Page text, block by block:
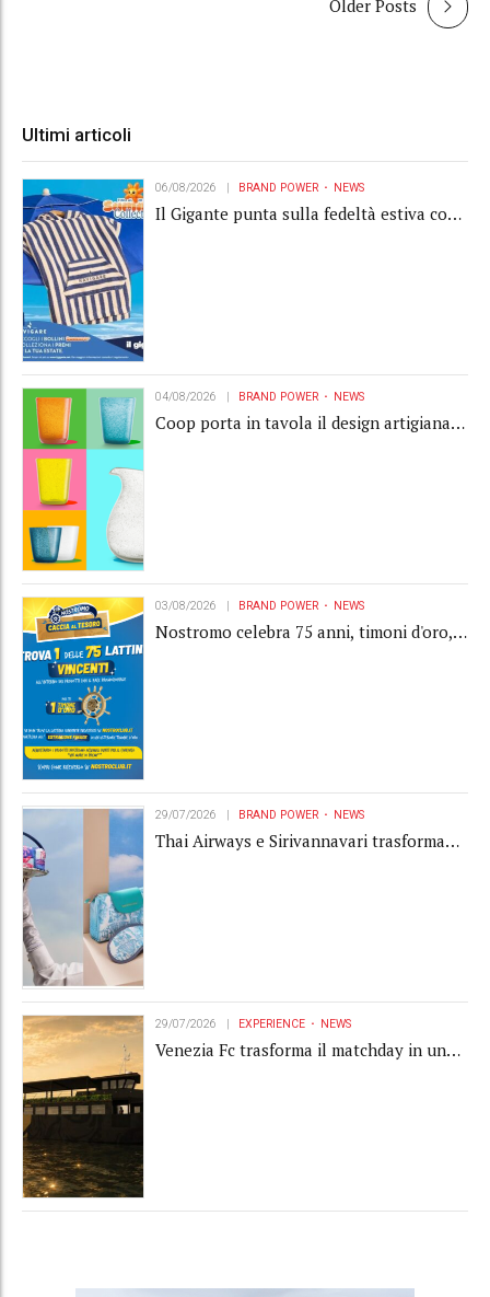
Older Posts
Ultimi articoli
06/08/2026 BRAND POWER NEWS
Il Gigante punta sulla fedeltà estiva con
04/08/2026 BRAND POWER NEWS
Coop porta in tavola il design artigianale
03/08/2026 BRAND POWER NEWS
Nostromo celebra 75 anni, timoni d'oro,
29/07/2026 BRAND POWER NEWS
Thai Airways e Sirivannavari trasformano
29/07/2026 EXPERIENCE NEWS
Venezia Fc trasforma il matchday in una